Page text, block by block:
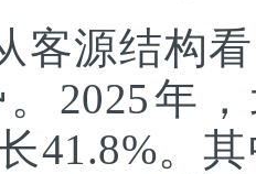
客源结构
2025年
41.8%。